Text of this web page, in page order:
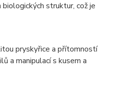
struktur, což je
pryskyřice a přítomností
a manipulací s kusem a